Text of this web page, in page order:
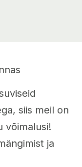
siis meil on
võimalusi!
ja